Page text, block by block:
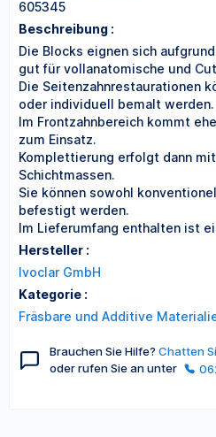
605345
Beschreibung :
Die Blocks eignen sich
gut für vollanatomische und
Die Seitenzahnrestaurationen
oder individuell bemalt werden.
Im Frontzahnbereich kommt
zum Einsatz.
Komplettierung erfolgt dann mit
Schichtmassen.
Sie können sowohl
befestigt werden.
Im Lieferumfang enthalten ist
Hersteller :
Ivoclar GmbH
Kategorie :
Fräsbare und Additive
Brauchen Sie Hilfe? Chatten
oder rufen Sie an unter